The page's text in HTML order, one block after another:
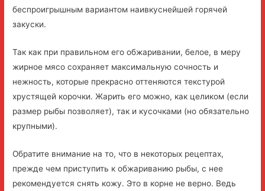
беспроигрышным вариантом наивкуснейшей горячей
закуски.
Так как при правильном его обжаривании, белое, в меру
жирное мясо сохраняет максимальную сочность и
нежность, которые прекрасно оттеняются текстурой
хрустящей корочки. Жарить его можно, как целиком (если
размер рыбы позволяет), так и кусочками (но обязательно
крупными).
Обратите внимание на то, что в некоторых рецептах,
прежде чем приступить к обжариванию рыбы, с нее
рекомендуется снять кожу. Это в корне не верно. Ведь